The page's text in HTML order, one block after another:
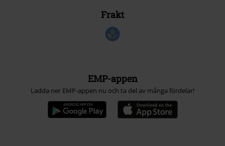
Frakt
EMP-appen
Ladda ner EMP-appen nu och ta del av många fördelar!